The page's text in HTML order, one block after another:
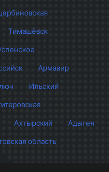
Тимашёвск
Армавир
Ильский
Ахтырский
Адыгея
область